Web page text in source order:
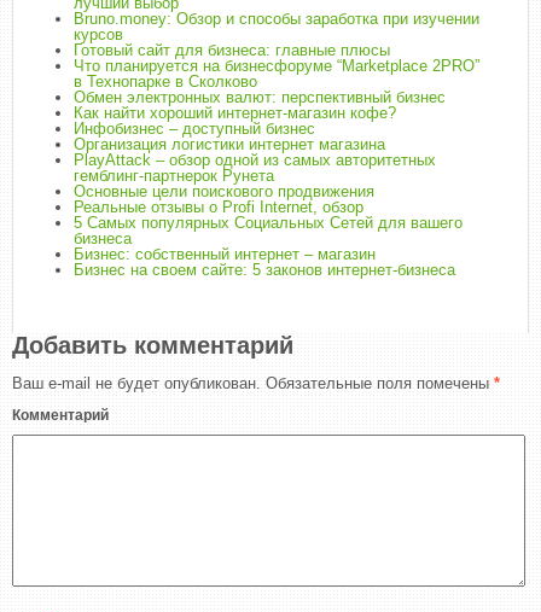
Bruno.money: Обзор и способы заработка при изучении
курсов
Готовый сайт для бизнеса: главные плюсы
Что планируется на бизнесфоруме “Marketplace 2PRO”
в Технопарке в Сколково
Обмен электронных валют: перспективный бизнес
Как найти хороший интернет-магазин кофе?
Инфобизнес – доступный бизнес
Организация логистики интернет магазина
PlayAttack – обзор одной из самых авторитетных
гемблинг-партнерок Рунета
Основные цели поискового продвижения
Реальные отзывы о Profi Internet, обзор
5 Самых популярных Социальных Сетей для вашего
бизнеса
Бизнес: собственный интернет – магазин
Бизнес на своем сайте: 5 законов интернет-бизнеса
Добавить комментарий
Ваш e-mail не будет опубликован. Обязательные поля помечены *
Комментарий